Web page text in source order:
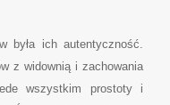
była ich autentyczność.
z widownią i zachowania
wszystkim prostoty i